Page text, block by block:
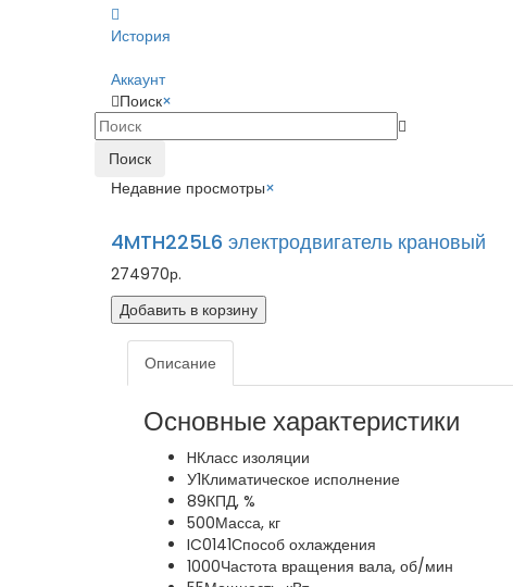
История
Аккаунт
Поиск×
Поиск
Недавние просмотры×
4MTH225L6 электродвигатель крановый
274970р.
Добавить в корзину
Описание
Основные характеристики
HКласс изоляции
У1Климатическое исполнение
89КПД, %
500Масса, кг
IC0141Способ охлаждения
1000Частота вращения вала, об/мин